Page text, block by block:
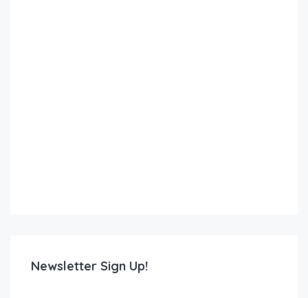
Newsletter Sign Up!